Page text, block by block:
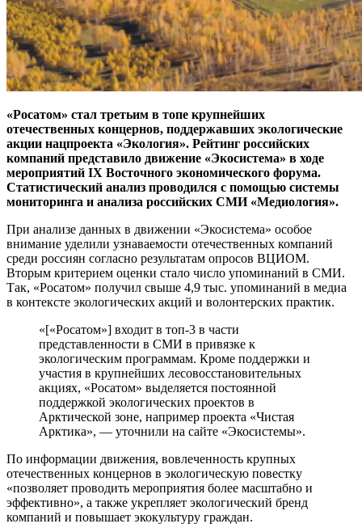
«Росатом» стал третьим в топе крупнейших
отечественных концернов, поддержавших экологические
акции нацпроекта «Экология». Рейтинг российских
компаний представило движение «Экосистема» в ходе
мероприятий IX Восточного экономического форума.
Статистический анализ проводился с помощью системы
мониторинга и анализа российских СМИ «Медиология».
При анализе данных в движении «Экосистема» особое
внимание уделили узнаваемости отечественных компаний
среди россиян согласно результатам опросов ВЦИОМ.
Вторым критерием оценки стало число упоминаний в СМИ.
Так, «Росатом» получил свыше 4,9 тыс. упоминаний в медиа
в контексте экологических акций и волонтерских практик.
«[«Росатом»] входит в топ-3 в части
представленности в СМИ в привязке к
экологическим программам. Кроме поддержки и
участия в крупнейших лесовосстановительных
акциях, «Росатом» выделяется постоянной
поддержкой экологических проектов в
Арктической зоне, например проекта «Чистая
Арктика», — уточнили на сайте «Экосистемы».
По информации движения, вовлеченность крупных
отечественных концернов в экологическую повестку
«позволяет проводить мероприятия более масштабно и
эффективно», а также укрепляет экологический бренд
компаний и повышает экокультуру граждан.